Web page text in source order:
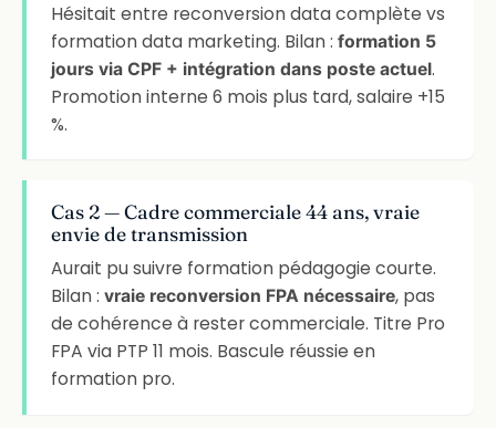
Hésitait entre reconversion data complète vs
formation data marketing. Bilan :formation 5
jours via CPF + intégration dans poste actuel.
Promotion interne 6 mois plus tard, salaire +15
%.
Cas 2 — Cadre commerciale 44 ans, vraie
envie de transmission
Aurait pu suivre formation pédagogie courte.
Bilan :vraie reconversion FPA nécessaire, pas
de cohérence à rester commerciale. Titre Pro
FPA via PTP 11 mois. Bascule réussie en
formation pro.